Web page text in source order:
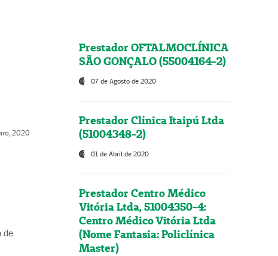
2020
de
Prestador OFTALMOCLÍNICA
SÃO GONÇALO (55004164-2)
07 de Agosto de 2020
Prestador Clínica Itaipú Ltda
(51004348-2)
01 de Abril de 2020
Prestador Centro Médico
Vitória Ltda, 51004350-4:
Centro Médico Vitória Ltda
(Nome Fantasia: Policlínica
Master)